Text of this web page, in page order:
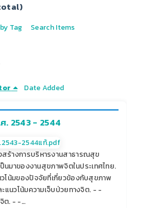
Tag
Search Items
Date Added
. 2543 - 2544
ร้างการบริหารงานสาธารณสุข
นมาของงานสุขภาพจิตในประเทศไทย.
โน้มของปัจจัยที่เกี่ยวข้องกับสุขภาพ
นวโน้มความเจ็บป่วยทางจิต. - -
ต. - -…